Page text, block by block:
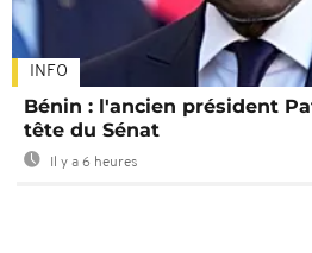
INFO
Bénin : l'ancien président
tête du Sénat
Il y a 6 heures